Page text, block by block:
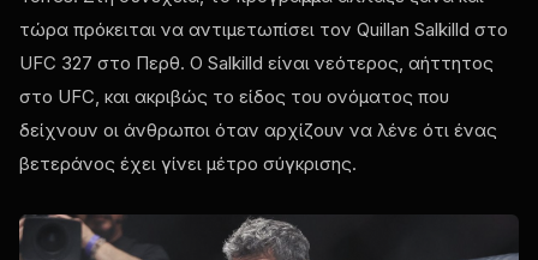
τώρα πρόκειται να αντιμετωπίσει τον Quillan Salkilld στο
UFC 327 στο Περθ. Ο Salkilld είναι νεότερος, αήττητος
στο UFC, και ακριβώς το είδος του ονόματος που
δείχνουν οι άνθρωποι όταν αρχίζουν να λένε ότι ένας
βετεράνος έχει γίνει μέτρο σύγκρισης.